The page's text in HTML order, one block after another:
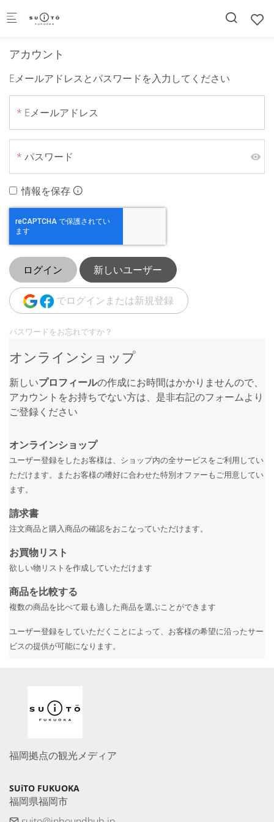
アカウント
Eメールアドレスとパスワードを入力してください
Eメールアドレス
パスワード
情報を保存
ログイン 新しいユーザー
でログインまたは新規登録
パスワードをお忘れですか？
オンラインショップ
新しいプロフィールの作成にお時間はかかりませんので、
アカウントをお持ちでない方は、是非右記のフォームより
ご登録ください
オンラインショップ
ユーザー登録をしたお客様は、ショップ内の全サービスをご利用してい
ただけます。またお客様の嗜好に合わせた特別オファーもご用意してい
ます。
請求書
注文商品と購入商品の確認をおこなっていただけます。
お買物リスト
欲しい物リストを作成していただけます
商品を比較する
複数の商品を比べて最も適した商品を選ぶことができます
ユーザー登録をしていただくことによって、お客様の希望に沿ったサー
ビスの提供が可能になります。
福岡拠点の観光メディア
SUiTO FUKUOKA
福岡県福岡市